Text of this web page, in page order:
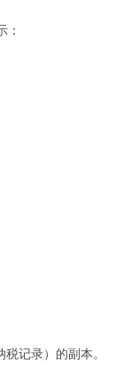
：
记录）的副本。